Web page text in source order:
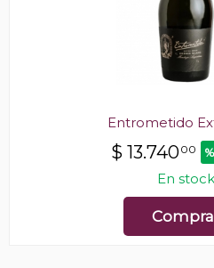
Entrometido
$ 13.74000
En stock